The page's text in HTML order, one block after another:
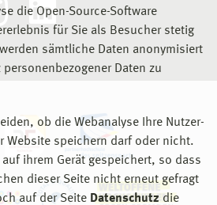
die Open-Source-Software
für Sie als Besucher stetig
sämtliche Daten anonymisiert
Daten zu
ob die Webanalyse Ihre Nutzer-
Website speichern darf oder nicht.
ihrem Gerät gespeichert, so dass
dieser Seite nicht erneut gefragt
auf der Seite Datenschutz die